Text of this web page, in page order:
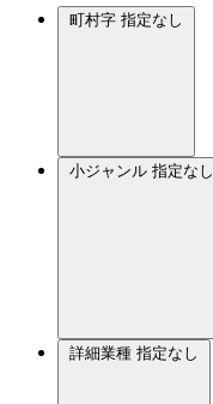
町村字 指定なし
小ジャンル 指定なし
詳細業種 指定なし